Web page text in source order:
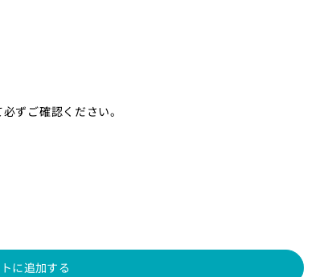
ずご確認ください。
に追加する